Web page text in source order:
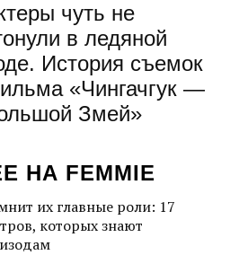
чуть не
в ледяной
История съемок
«Чингачгук —
Змей»
НА FEMMIE
их главные роли: 17
которых знают